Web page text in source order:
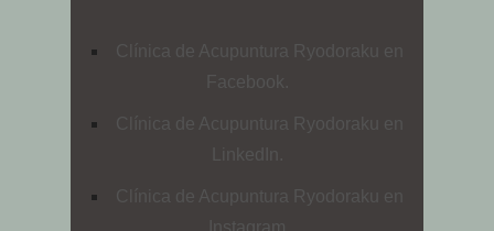
Clínica de Acupuntura Ryodoraku en
Facebook.
Clínica de Acupuntura Ryodoraku en
Clínica de Acupuntura Ryodoraku en